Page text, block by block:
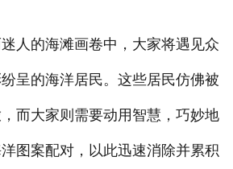
的海滩画卷中，大家将遇见众
呈的海洋居民。这些居民仿佛被
而大家则需要动用智慧，巧妙地
图案配对，以此迅速消除并累积